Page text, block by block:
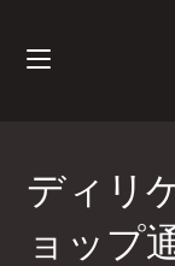
ディリ
ョップ